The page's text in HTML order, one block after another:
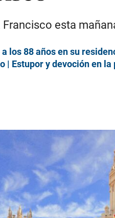
esta
los 88 años en su
| Estupor y devoción en la